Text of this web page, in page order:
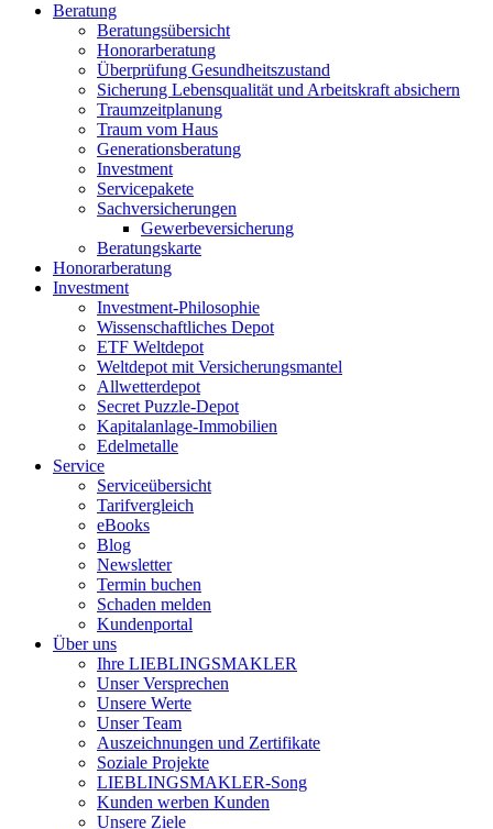
Beratung
Beratungsübersicht
Honorarberatung
Überprüfung Gesundheitszustand
Sicherung Lebensqualität und Arbeitskraft absichern
Traumzeitplanung
Traum vom Haus
Generationsberatung
Investment
Servicepakete
Sachversicherungen
Gewerbeversicherung
Beratungskarte
Honorarberatung
Investment
Investment-Philosophie
Wissenschaftliches Depot
ETF Weltdepot
Weltdepot mit Versicherungsmantel
Allwetterdepot
Secret Puzzle-Depot
Kapitalanlage-Immobilien
Edelmetalle
Service
Serviceübersicht
Tarifvergleich
eBooks
Blog
Newsletter
Termin buchen
Schaden melden
Kundenportal
Über uns
Ihre LIEBLINGSMAKLER
Unser Versprechen
Unsere Werte
Unser Team
Auszeichnungen und Zertifikate
Soziale Projekte
LIEBLINGSMAKLER-Song
Kunden werben Kunden
Unsere Ziele